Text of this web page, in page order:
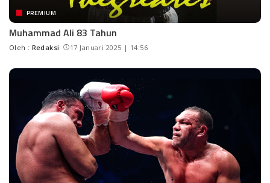
PREMIUM
Muhammad Ali 83 Tahun
Oleh : Redaksi 17 Januari 2025 | 14:56